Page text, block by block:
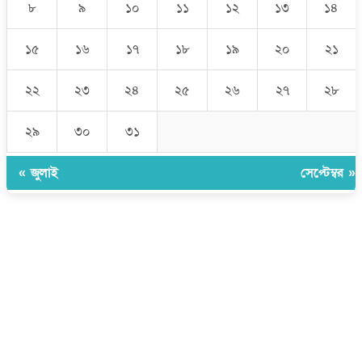
৮ ৯ ১০ ১১ ১২ ১৩ ১৪
১৫ ১৬ ১৭ ১৮ ১৯ ২০ ২১
২২ ২৩ ২৪ ২৫ ২৬ ২৭ ২৮
২৯ ৩০ ৩১
« জুলাই সেপ্টেম্বর »